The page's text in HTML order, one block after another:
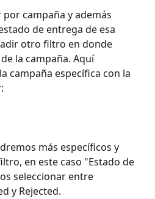
campaña y además
de entrega de esa
otro filtro en donde
la campaña. Aquí
campaña específica con la
más específicos y
en este caso "Estado de
seleccionar entre
y Rejected.